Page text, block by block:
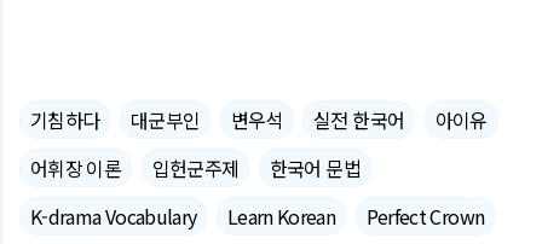
기침하다 대군부인 변우석 실전 한국어
아이유
어휘장 이론
입헌군주제
한국어 문법
K-drama Vocabulary
Learn Korean
Perfect Crown